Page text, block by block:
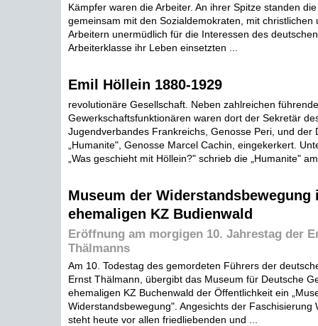
Kämpfer waren die Arbeiter. An ihrer Spitze standen
gemeinsam mit den Sozialdemokraten, mit christlichen
Arbeitern unermüdlich für die Interessen des
Arbeiterklasse ihr Leben einsetzten ...
Emil Höllein 1880-1929
revolutionäre Gesellschaft. Neben zahlreichen
Gewerkschaftsfunktionären waren dort der Sekretär
Jugendverbandes Frankreichs, Genosse Peri, und der
„Humanite", Genosse Marcel Cachin, eingekerkert.
„Was geschieht mit Höllein?" schrieb die „Humanite"
Museum der Widerstandsbewegung
ehemaligen KZ Budienwald
Eröffnung am morgigen 10. Jahrestag der
Thälmanns
Am 10. Todestag des gemordeten Führers der
Ernst Thälmann, übergibt das Museum für Deutsche
ehemaligen KZ Buchenwald der Öffentlichkeit ein
Widerstandsbewegung". Angesichts der Faschisierung
steht heute vor allen friedliebenden und ...